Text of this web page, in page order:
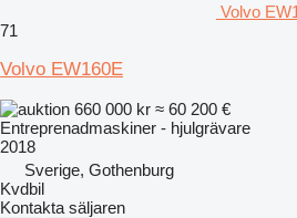
Volvo
71
Volvo EW160E
660 000 kr ≈ 60 200 €
Entreprenadmaskiner - hjulgrävare
2018
Sverige, Gothenburg
Kvdbil
Kontakta säljaren